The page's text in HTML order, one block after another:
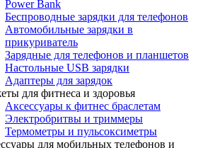
Power Bank
Беспроводные зарядки для телефонов
Автомобильные зарядки в
прикуриватель
Зарядные для телефонов и планшетов
Настольные USB зарядки
Адаптеры для зарядок
для фитнеса и здоровья
Аксессуары к фитнес браслетам
Электробритвы и триммеры
Термометры и пульсоксиметры
для мобильных телефонов и